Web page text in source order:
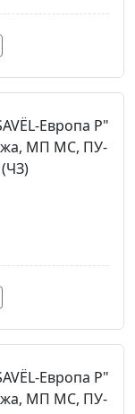
Европа Р"
МП МС, ПУ-
Европа Р"
МП МС, ПУ-